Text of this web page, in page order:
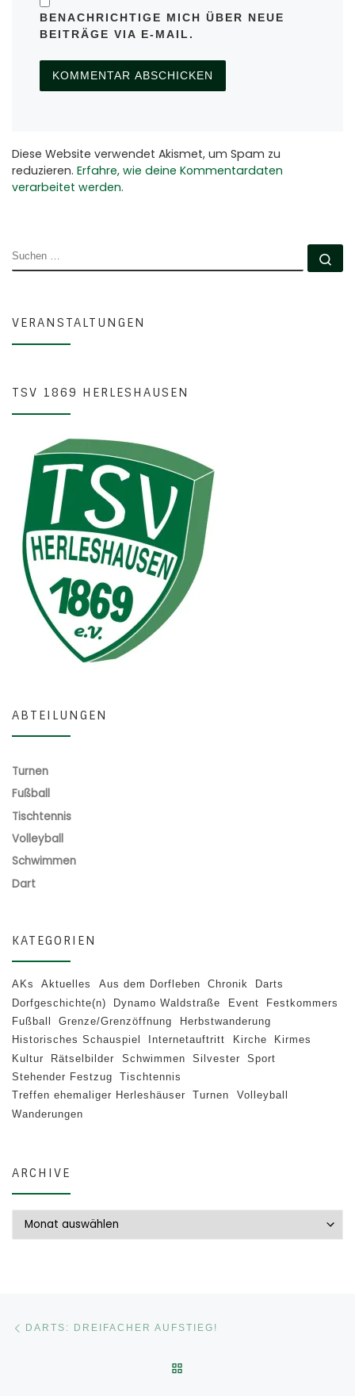
BENACHRICHTIGE MICH ÜBER NEUE
BEITRÄGE VIA E-MAIL.
Diese Website verwendet Akismet, um Spam zu
reduzieren. Erfahre, wie deine Kommentardaten
verarbeitet werden.
SUCHE
VERANSTALTUNGEN
TSV 1869 HERLESHAUSEN
ABTEILUNGEN
Turnen
Fußball
Tischtennis
Volleyball
Schwimmen
Dart
KATEGORIEN
AKs Aktuelles Aus dem Dorfleben Chronik
Darts
Dorfgeschichte(n)
Dynamo Waldstraße Event
Festkommers
Fußball
Grenze/Grenzöffnung
Herbstwanderung
Historisches Schauspiel
Internetauftritt Kirche
Kirmes
Kultur
Rätselbilder Schwimmen Silvester
Sport
Stehender Festzug
Tischtennis
Treffen ehemaliger Herleshäuser
Turnen
Volleyball
Wanderungen
ARCHIVE
Beitragsnavigation
DARTS: DREIFACHER AUFSTIEG!